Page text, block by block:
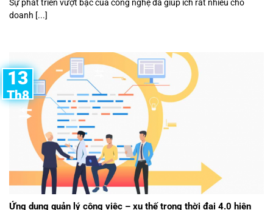
Sự phát triển vượt bậc của công nghệ đã giúp ích rất nhiều cho
doanh [...]
Ứng dụng quản lý công việc – xu thế trong thời đại 4.0 hiện
13
Th8